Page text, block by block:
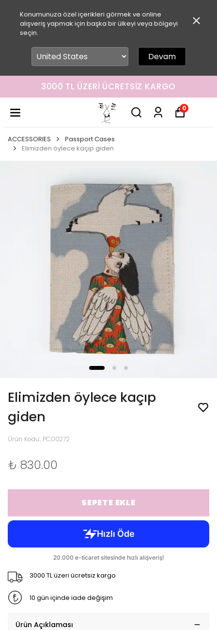
Konumunuza özel içerikleri görmek ve online
alışveriş yapmak için başka bir ülkeyi veya bölgeyi
seçin.
Devam
3000 TL ÜZERI ÜCRETSIZ KARGO
0
ACCESSORIES
Passport Cases
Elimizden öylece kaçıp giden
Elimizden öylece kaçıp
giden
Ürün Kodu: PC00272
₺ 830.00
SEPETE EKLE
3000 TL üzeri ücretsiz kargo
10 gün içinde iade değişim
Ürün Açıklaması